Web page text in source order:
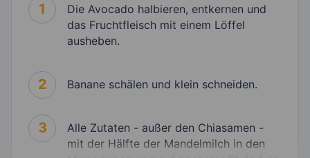
1
Die Avocado halbieren, entkernen und
das Fruchtfleisch mit einem Löffel
ausheben.
2 Banane schälen und klein schneiden.
3
Alle Zutaten - außer den Chiasamen -
mit der Hälfte der Mandelmilch in den